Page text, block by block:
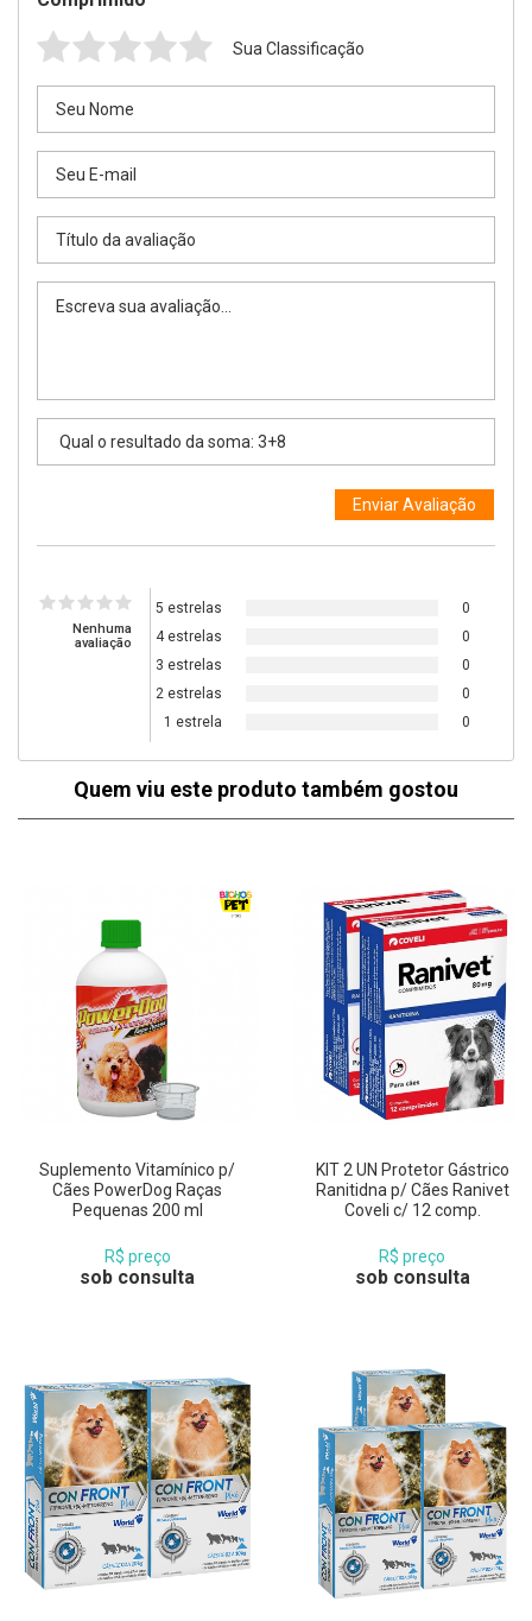
Sua Classificação
Nenhuma
avaliação
5 estrelas
0
4 estrelas
0
3 estrelas
0
2 estrelas
0
1 estrela
0
Quem viu este produto também gostou
Suplemento Vitamínico p/
Cães PowerDog Raças
Pequenas 200 ml
R$ preço
sob consulta
KIT 2 UN Protetor Gástrico
Ranitidna p/ Cães Ranivet
Coveli c/ 12 comp.
R$ preço
sob consulta